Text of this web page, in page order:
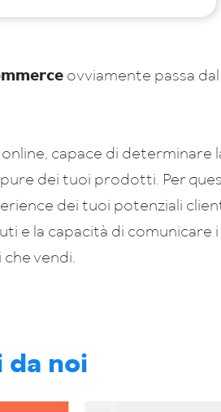
ovviamente passa dal
capace di determinare
dei tuoi prodotti. Per
dei tuoi potenziali
e la capacità di comunicare
vendi.
da noi